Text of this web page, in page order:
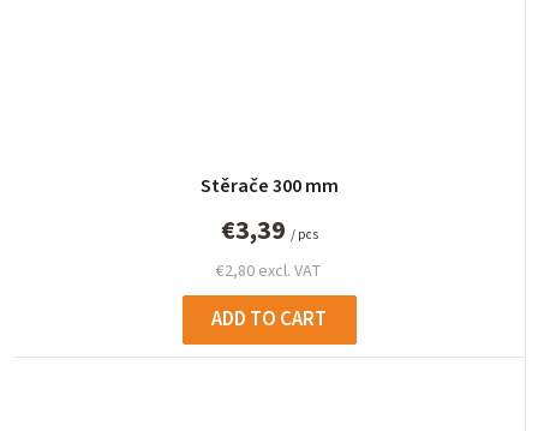
Stěrače 300 mm
€2,80 excl. VAT
€3,39 / pcs
ADD TO CART